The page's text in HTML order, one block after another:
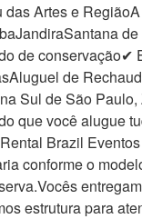
Artes e
de
de
Sul de São
que você alugue
Brazil
conforme o
estrutura para